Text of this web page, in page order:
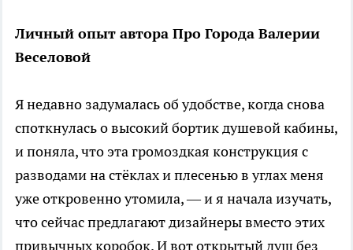
Личный опыт автора Про Города Валерии
Веселовой
Я недавно задумалась об удобстве, когда снова
споткнулась о высокий бортик душевой кабины,
и поняла, что эта громоздкая конструкция с
разводами на стёклах и плесенью в углах меня
уже откровенно утомила, — и я начала изучать,
что сейчас предлагают дизайнеры вместо этих
привычных коробок. И вот открытый душ без